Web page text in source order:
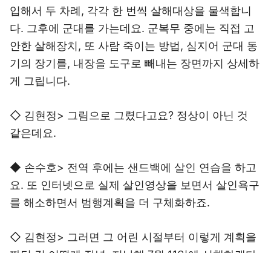
입해서 두 차례, 각각 한 번씩 살해대상을 물색합니
다. 그후에 군대를 가는데요. 군복무 중에는 직접 고
안한 살해장치, 또 사람 죽이는 방법, 심지어 군대 동
기의 장기를, 내장을 도구로 빼내는 장면까지 상세하
게 그립니다.
◇ 김현정> 그림으로 그렸다고요? 정상이 아닌 것
같은데요.
◆ 손수호> 전역 후에는 샌드백에 살인 연습을 하고
요. 또 인터넷으로 실제 살인영상을 보면서 살인욕구
를 해소하면서 범행계획을 더 구체화하죠.
◇ 김현정> 그러면 그 어린 시절부터 이렇게 계획을